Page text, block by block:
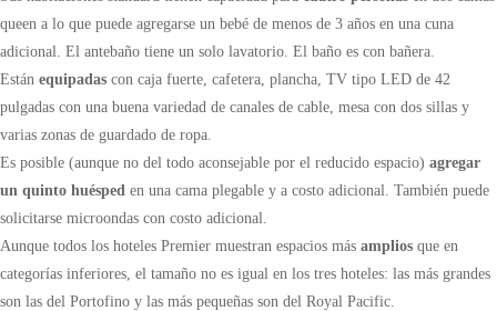
queen a lo que puede agregarse un bebé de menos de 3 años en una cuna
adicional. El antebaño tiene un solo lavatorio. El baño es con bañera.
Están equipadas con caja fuerte, cafetera, plancha, TV tipo LED de 42
pulgadas con una buena variedad de canales de cable, mesa con dos sillas y
varias zonas de guardado de ropa.
Es posible (aunque no del todo aconsejable por el reducido espacio) agregar
un quinto huésped en una cama plegable y a costo adicional. También puede
solicitarse microondas con costo adicional.
Aunque todos los hoteles Premier muestran espacios más amplios que en
categorías inferiores, el tamaño no es igual en los tres hoteles: las más grandes
son las del Portofino y las más pequeñas son del Royal Pacific.